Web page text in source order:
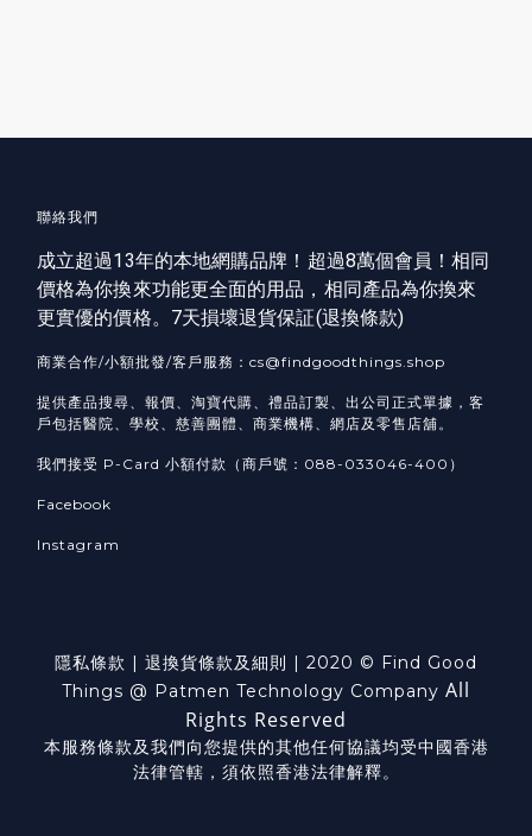
聯絡我們
成立超過13年的本地網購品牌！超過8萬個會員！相同
價格為你換來功能更全面的用品，相同產品為你換來
更實優的價格。7天損壞退貨保証(退換條款)
商業合作/小額批發/客戶服務：cs@findgoodthings.shop
提供產品搜尋、報價、淘寶代購、禮品訂製、出公司正式單據，客
戶包括醫院、學校、慈善團體、商業機構、網店及零售店舖。
我們接受 P-Card 小額付款（商戶號：088-033046-400）
Facebook
Instagram
隱私條款 | 退換貨條款及細則 | 2020 © Find Good
Things @ Patmen Technology Company All
Rights Reserved
本服務條款及我們向您提供的其他任何協議均受中國香港
法律管轄，須依照香港法律解釋。